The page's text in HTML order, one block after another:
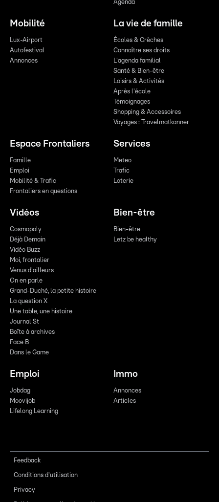
Agenda
Mobilité
Lux-Airport
Autofestival
Annonces
La vie de famille
Écoles & Crèches
Connaître ses droits
L'agenda familial
Santé & Bien-être
Loisirs & Activités
Après l'école
Témoignages
Shopping & Accessoires
Voyages : Travelmatkanner
Espace Frontaliers
Famille
Emploi
Mobilité & Trafic
Frontaliers en questions
Services
Meteo
Trafic
Loterie
Vidéos
Cosmopoly
Déjà Demain
Vidéo Buzz
Moi, frontalier
Venus d'ailleurs
On en parle
Grand-Duché, la petite histoire
La question X
Une table, une histoire
Journal St
Boîte à archives
Face B
Dans le Game
Bien-être
Bien-être
Letz be healthy
Emploi
Jobdag
Moovijob
Lifelong Learning
Immo
Annonces
Articles
Feedback
Conditions d'utilisation
Privacy